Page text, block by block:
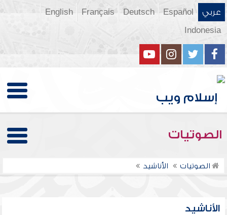
عربي Español
Deutsch
Français
English
Indonesia
الصوتيات
الصوتيات الأناشيد
الأناشيد